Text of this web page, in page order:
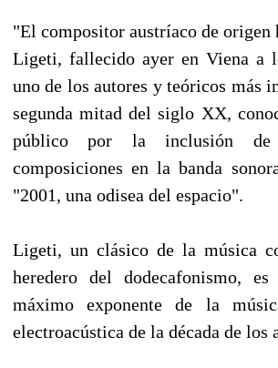
"El compositor austríaco de origen
Ligeti, fallecido ayer en Viena a
uno de los autores y teóricos más
segunda mitad del siglo XX,
público por la inclusión
composiciones en la banda
"2001, una odisea del espacio".
Ligeti, un clásico de la música
heredero del dodecafonismo, es
máximo exponente de la
electroacústica de la década de los